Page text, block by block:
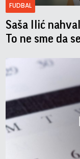
FUDBAL
Saša Ilić
To ne sme da